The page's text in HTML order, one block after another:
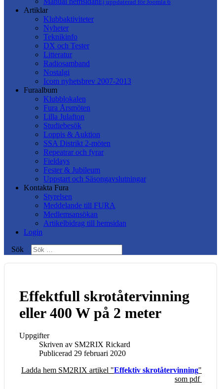
Ej uppdaterad för Joomla 6
Artiklar
Klubbaktiviteter
Nyheter
Teknikinfo
DX och Tester
Litteratur
Radiosamband
Nostalgi
Icom nyhetsbrev 2007-2013
Furaalbum
Klubblokalen
Fura Årsmöten
Lilla Julafton
Studiebesök
Loppis & Auktion
SSA Distrikt 2-möten
Repeatrar och fyrar
Fieldays
Fester & Jubileum
Uppstart och Säsongavslutningar
Kontakta Fura
Styrelsen
Meddelande till FURA
Medlemsansökan
Artikelbidrag till hemsidan
Login
Sök
Effektfull skrotåtervinning
eller 400 W på 2 meter
Uppgifter
Skriven av SM2RIX Rickard
Publicerad 29 februari 2020
Ladda hem SM2RIX artikel "Effektiv skrotåtervinning"
som pdf